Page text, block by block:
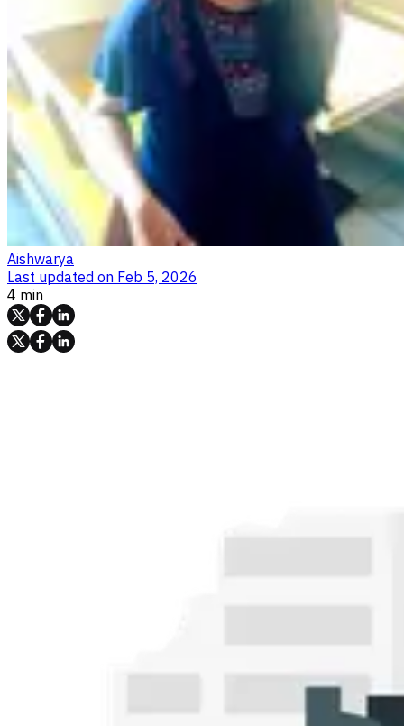
Aishwarya
Last updated on Feb 5, 2026
4 min